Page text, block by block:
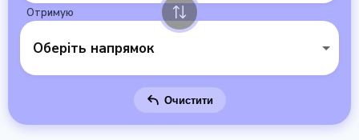
Отримую
Оберіть напрямок
Очистити